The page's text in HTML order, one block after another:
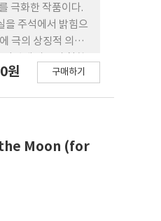
극화한 작품이다.
을 주석에서 밝힘으
극의 상징적 의미
원 구매하기
Moon (for